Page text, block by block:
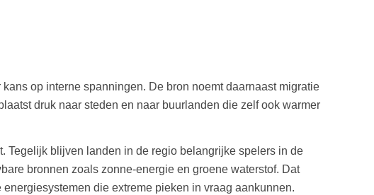
op interne spanningen. De bron noemt daarnaast migratie
druk naar steden en naar buurlanden die zelf ook warmer
Tegelijk blijven landen in de regio belangrijke spelers in de
bronnen zoals zonne-energie en groene waterstof. Dat
die extreme pieken in vraag aankunnen.